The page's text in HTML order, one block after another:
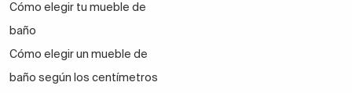
Cómo elegir tu mueble de
baño
Cómo elegir un mueble de
baño según los centímetros